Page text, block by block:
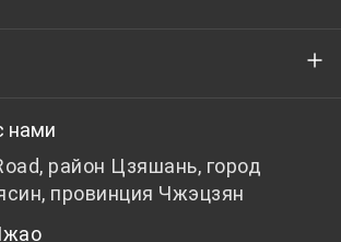
гранулят
ПЭТ-гранулят
нами
район Цзяшань, город
провинция Чжэцзян